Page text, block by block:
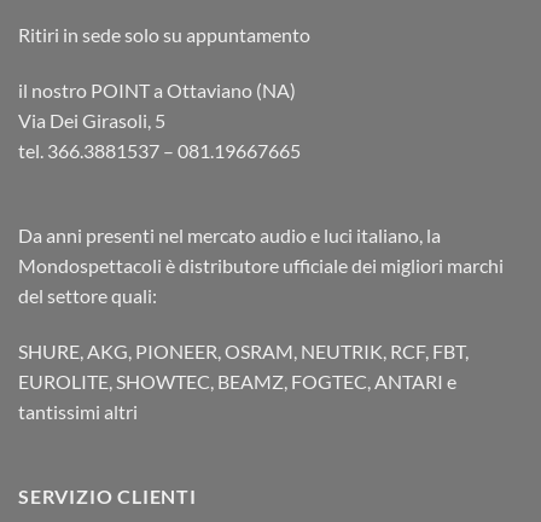
Ritiri in sede solo su appuntamento
il nostro POINT a Ottaviano (NA)
Via Dei Girasoli, 5
tel. 366.3881537 – 081.19667665
Da anni presenti nel mercato audio e luci italiano, la
Mondospettacoli è distributore ufficiale dei migliori marchi
del settore quali:
SHURE, AKG, PIONEER, OSRAM, NEUTRIK, RCF, FBT,
EUROLITE, SHOWTEC, BEAMZ, FOGTEC, ANTARI e
tantissimi altri
SERVIZIO CLIENTI